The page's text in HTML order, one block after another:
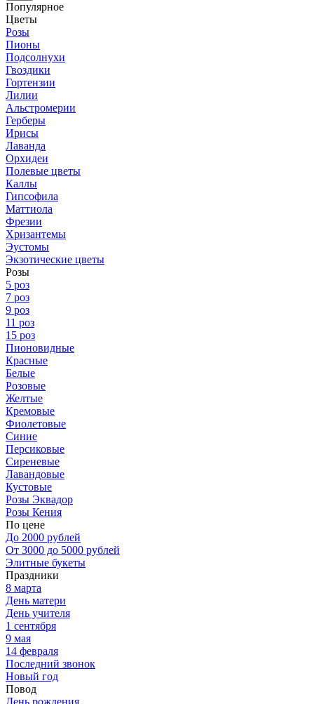
Популярное
Цветы
Розы
Пионы
Подсолнухи
Гвоздики
Гортензии
Лилии
Альстромерии
Герберы
Ирисы
Лаванда
Орхидеи
Полевые цветы
Каллы
Гипсофила
Маттиола
Фрезии
Хризантемы
Эустомы
Экзотические цветы
Розы
5 роз
7 роз
9 роз
11 роз
15 роз
Пионовидные
Красные
Белые
Розовые
Желтые
Кремовые
Фиолетовые
Синие
Персиковые
Сиреневые
Лавандовые
Кустовые
Розы Эквадор
Розы Кения
По цене
До 2000 рублей
От 3000 до 5000 рублей
Элитные букеты
Праздники
8 марта
День матери
День учителя
1 сентября
9 мая
14 февраля
Последний звонок
Новый год
Повод